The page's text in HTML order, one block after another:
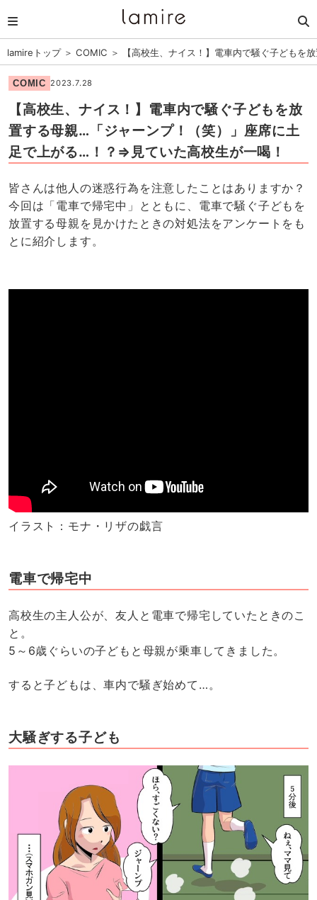
lamireトップ＞ COMIC ＞ 【高校生、ナイス！】電車内で騒ぐ子ども
COMIC 2023.7.28
【高校生、ナイス！】電車内で騒ぐ子どもを放
置する母親…「ジャーンプ！（笑）」座席に土
足で上がる…！？⇒見ていた高校生が一喝！
皆さんは他人の迷惑行為を注意したことはありますか？
今回は「電車で帰宅中」とともに、電車で騒ぐ子どもを
放置する母親を見かけたときの対処法をアンケートをも
とに紹介します。
イラスト：モナ・リザの戯言
電車で帰宅中
高校生の主人公が、友人と電車で帰宅していたときのこ
と。
5～6歳ぐらいの子どもと母親が乗車してきました。
すると子どもは、車内で騒ぎ始めて…。
大騒ぎする子ども